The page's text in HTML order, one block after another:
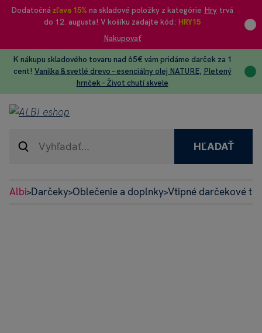
Dodatočná zľava 15% na skladové položky z kategórie Hry trvá
do 12. augusta! V košíku zadajte kód: HRY15
Nakupovať
K nákupu skladového tovaru nad 65€ vám pridáme darček za 1
cent! Vanilka & svetlé drevo - esenciálny olej NATURE, Pletený
hrnček - Život chutí skvele
HĽADAŤ
Albi>Darčeky>Oblečenie a doplnky>Vtipné darčekové